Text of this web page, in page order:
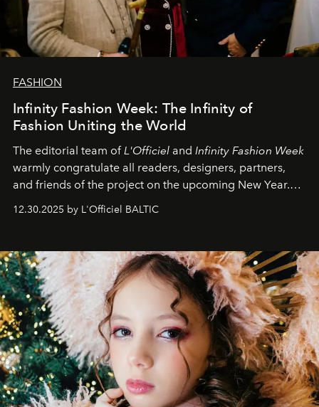
FASHION
Infinity Fashion Week: The Infinity of
Fashion Uniting the World
The editorial team ofL'Officiel and Infinity Fashion Week
warmly congratulate all readers, designers, partners,
and friends of the project on the upcoming New Year.
May 2026 bring growth, inspiration, bold ideas, and new
achievements.
12.30.2025 by L'Officiel BALTIC